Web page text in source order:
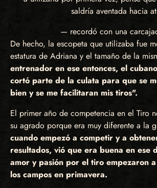
saldría aventada hacia
— recordó con una
De hecho, la escopeta que utilizaba fue
estatura de Adriana y el tamaño de la
entrenador en ese entonces, el
cortó parte de la culata para que se
bien y se me facilitaran mis tiros".
El primer año de competencia en el Tiro
su agrado porque era muy diferente a la
cuando empezó a competir y a
resultados, vió que era buena en ese
amor y pasión por el tiro empezaron
los campos en primavera.